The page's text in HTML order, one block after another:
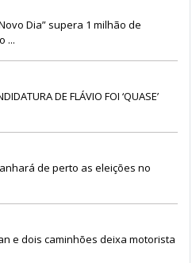
Dia” supera 1 milhão de
...
DE FLÁVIO FOI ‘QUASE’
de perto as eleições no
e dois caminhões deixa motorista